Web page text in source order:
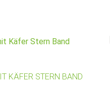
KÄFER STERN BAND